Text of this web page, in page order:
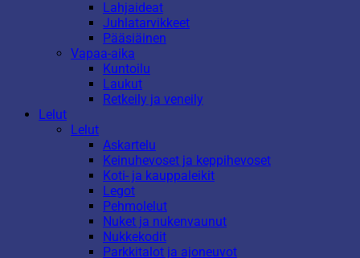
Lahjaideat
Juhlatarvikkeet
Pääsiäinen
Vapaa-aika
Kuntoilu
Laukut
Retkeily ja veneily
Lelut
Lelut
Askartelu
Keinuhevoset ja keppihevoset
Koti- ja kauppaleikit
Legot
Pehmolelut
Nuket ja nukenvaunut
Nukkekodit
Parkkitalot ja ajoneuvot